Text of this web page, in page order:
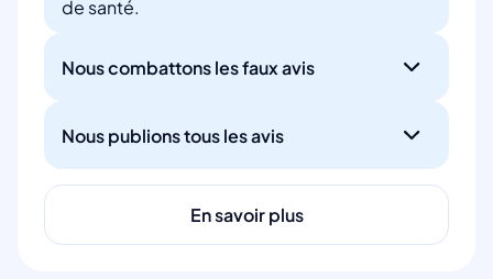
de santé.
Nous combattons les faux avis
Nous publions tous les avis
En savoir plus